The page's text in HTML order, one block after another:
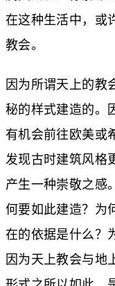
在这种生活中，或
教会。
因为所谓天上的教
秘的样式建造的。
有机会前往欧美或
发现古时建筑风格
产生一种崇敬之感
何要如此建造？为
在的依据是什么？
因为天上教会与地